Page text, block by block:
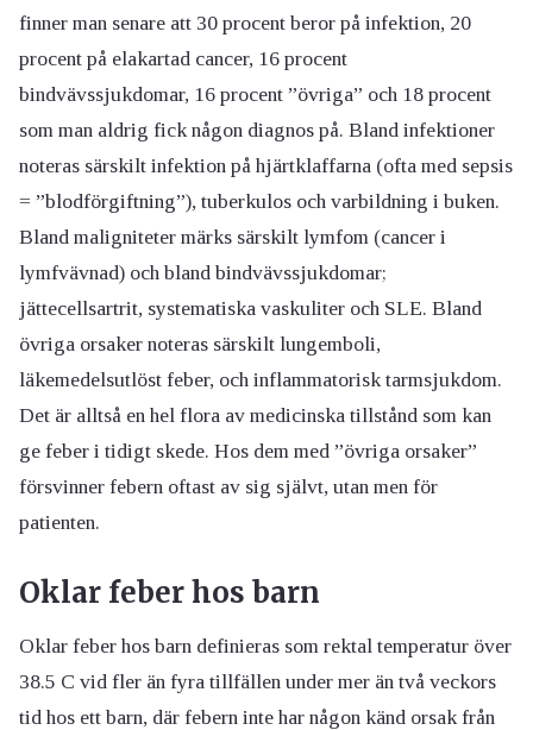
finner man senare att 30 procent beror på infektion, 20
procent på elakartad cancer, 16 procent
bindvävssjukdomar, 16 procent ”övriga” och 18 procent
som man aldrig fick någon diagnos på. Bland infektioner
noteras särskilt infektion på hjärtklaffarna (ofta med sepsis
= ”blodförgiftning”), tuberkulos och varbildning i buken.
Bland maligniteter märks särskilt lymfom (cancer i
lymfvävnad) och bland bindvävssjukdomar;
jättecellsartrit, systematiska vaskuliter och SLE. Bland
övriga orsaker noteras särskilt lungemboli,
läkemedelsutlöst feber, och inflammatorisk tarmsjukdom.
Det är alltså en hel flora av medicinska tillstånd som kan
ge feber i tidigt skede. Hos dem med ”övriga orsaker”
försvinner febern oftast av sig självt, utan men för
patienten.
Oklar feber hos barn
Oklar feber hos barn definieras som rektal temperatur över
38.5 C vid fler än fyra tillfällen under mer än två veckors
tid hos ett barn, där febern inte har någon känd orsak från